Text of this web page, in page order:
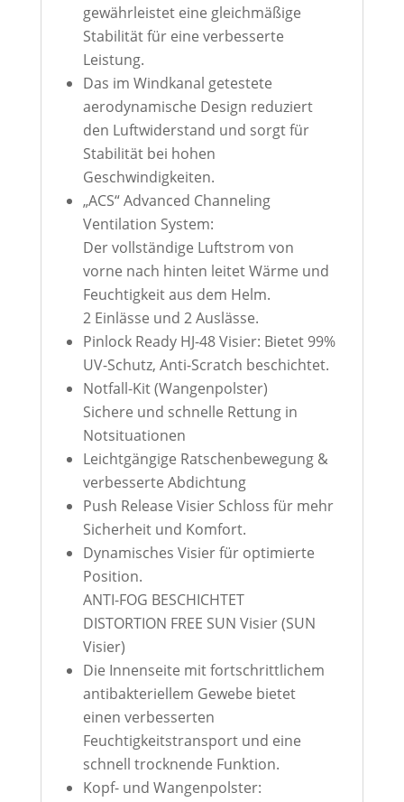
gewährleistet eine gleichmäßige
Stabilität für eine verbesserte
Leistung.
Das im Windkanal getestete
aerodynamische Design reduziert
den Luftwiderstand und sorgt für
Stabilität bei hohen
Geschwindigkeiten.
„ACS“ Advanced Channeling
Ventilation System:
Der vollständige Luftstrom von
vorne nach hinten leitet Wärme und
Feuchtigkeit aus dem Helm.
2 Einlässe und 2 Auslässe.
Pinlock Ready HJ-48 Visier: Bietet 99%
UV-Schutz, Anti-Scratch beschichtet.
Notfall-Kit (Wangenpolster)
Sichere und schnelle Rettung in
Notsituationen
Leichtgängige Ratschenbewegung &
verbesserte Abdichtung
Push Release Visier Schloss für mehr
Sicherheit und Komfort.
Dynamisches Visier für optimierte
Position.
ANTI-FOG BESCHICHTET
DISTORTION FREE SUN Visier (SUN
Visier)
Die Innenseite mit fortschrittlichem
antibakteriellem Gewebe bietet
einen verbesserten
Feuchtigkeitstransport und eine
schnell trocknende Funktion.
Kopf- und Wangenpolster: